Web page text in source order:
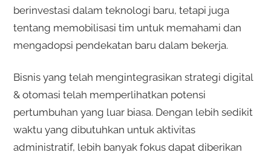
berinvestasi dalam teknologi baru, tetapi juga
tentang memobilisasi tim untuk memahami dan
mengadopsi pendekatan baru dalam bekerja.
Bisnis yang telah mengintegrasikan strategi digital
& otomasi telah memperlihatkan potensi
pertumbuhan yang luar biasa. Dengan lebih sedikit
waktu yang dibutuhkan untuk aktivitas
administratif, lebih banyak fokus dapat diberikan